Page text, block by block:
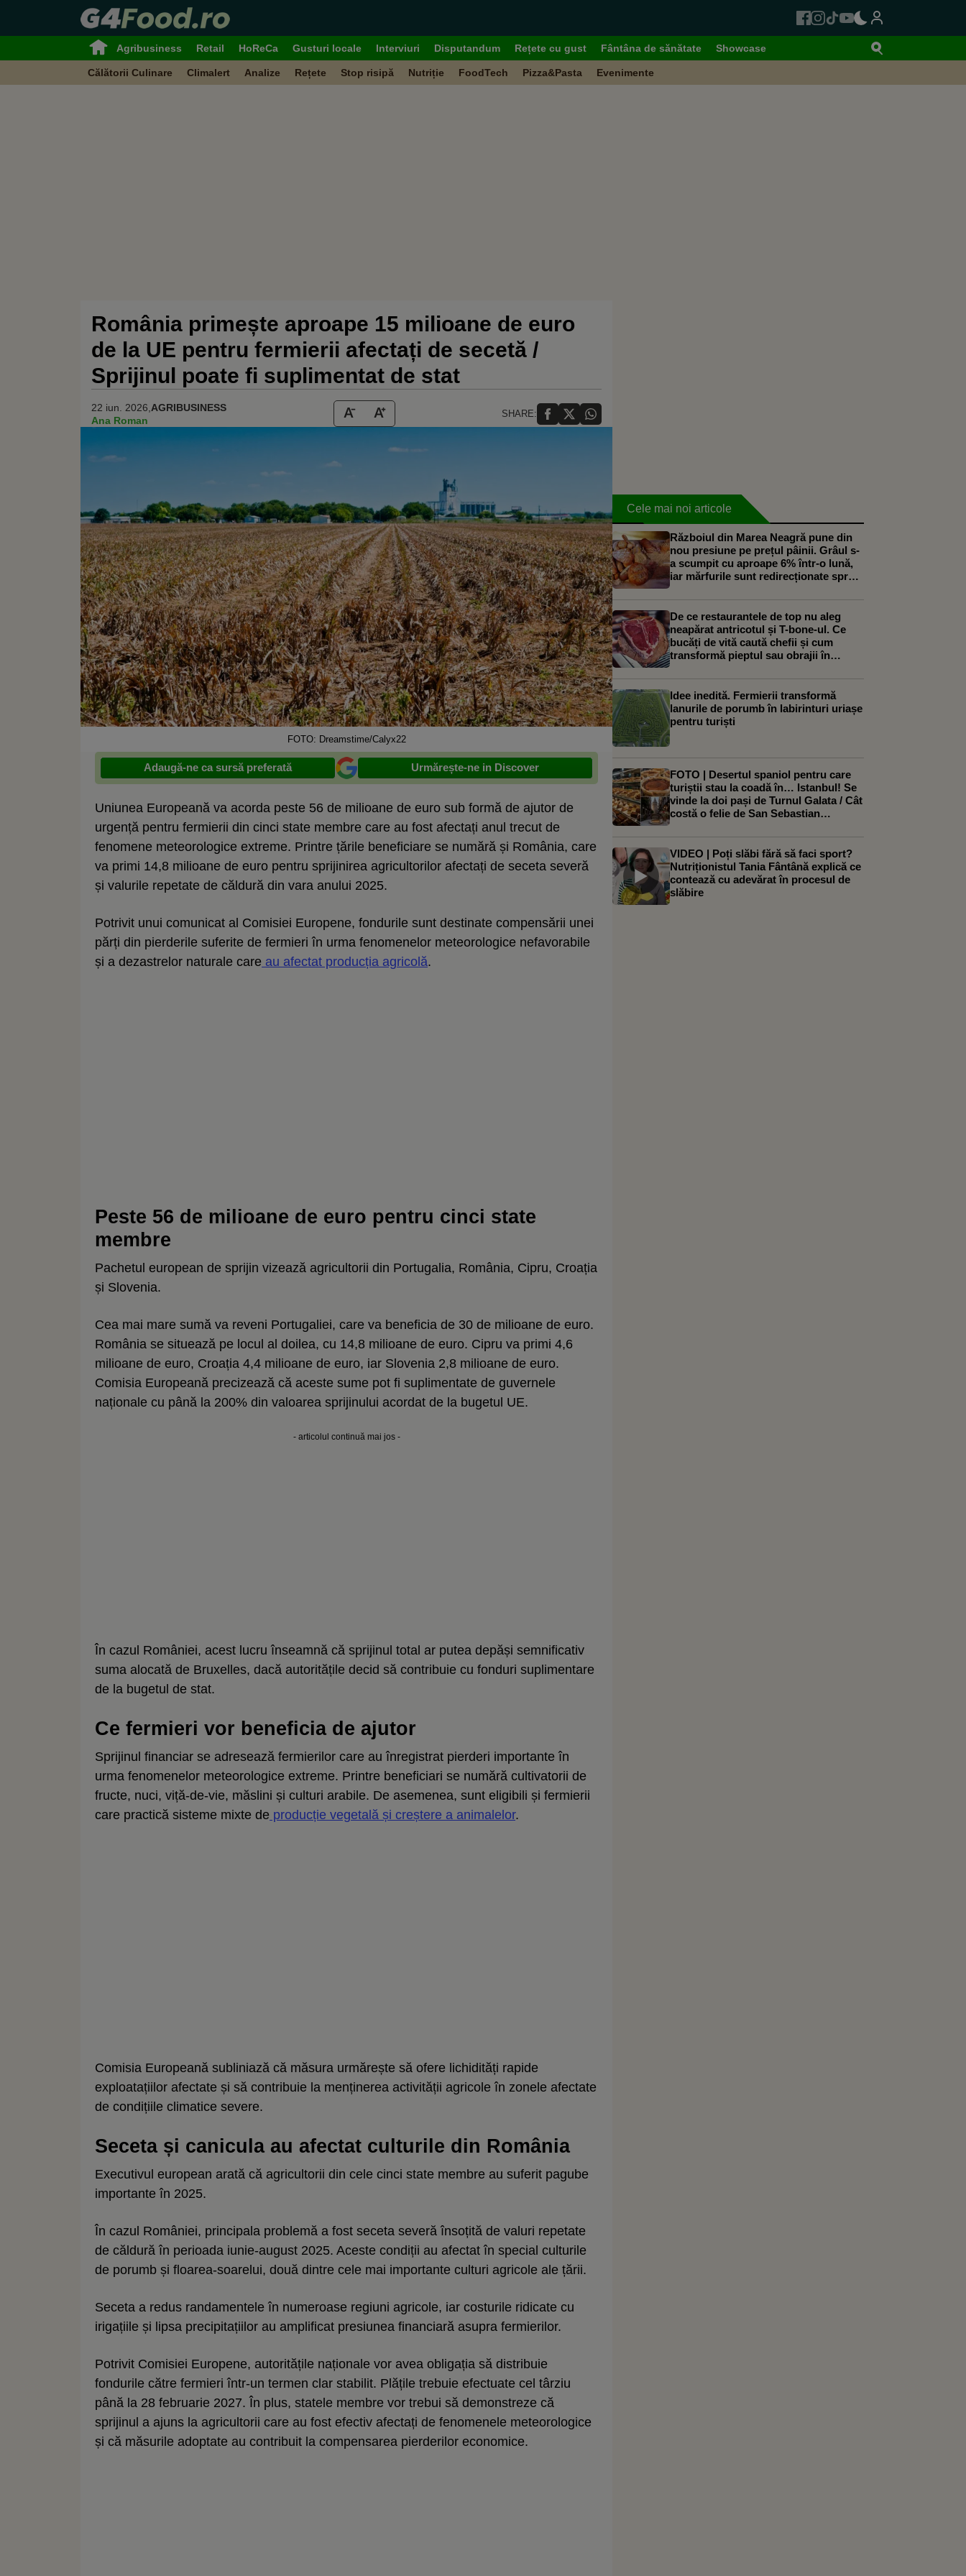
Agribusiness Retail HoReCa Gusturi locale Interviuri Disputandum Rețete cu gust Fântâna de sănătate Showcase
Călătorii Culinare Climalert Analize Rețete Stop risipă Nutriție FoodTech Pizza&Pasta Evenimente
România primește aproape 15 milioane de euro
de la UE pentru fermierii afectați de secetă /
Sprijinul poate fi suplimentat de stat
22 iun. 2026, AGRIBUSINESS
Ana Roman
SHARE:
FOTO: Dreamstime/Calyx22
Adaugă-ne ca sursă preferată Urmărește-ne in Discover
Uniunea Europeană va acorda peste 56 de milioane de euro sub formă de ajutor de
urgență pentru fermierii din cinci state membre care au fost afectați anul trecut de
fenomene meteorologice extreme. Printre țările beneficiare se numără și România, care
va primi 14,8 milioane de euro pentru sprijinirea agricultorilor afectați de seceta severă
și valurile repetate de căldură din vara anului 2025.
Potrivit unui comunicat al Comisiei Europene, fondurile sunt destinate compensării unei
părți din pierderile suferite de fermieri în urma fenomenelor meteorologice nefavorabile
și a dezastrelor naturale care au afectat producția agricolă.
Peste 56 de milioane de euro pentru cinci state
membre
Pachetul european de sprijin vizează agricultorii din Portugalia, România, Cipru, Croația
și Slovenia.
Cea mai mare sumă va reveni Portugaliei, care va beneficia de 30 de milioane de euro.
România se situează pe locul al doilea, cu 14,8 milioane de euro. Cipru va primi 4,6
milioane de euro, Croația 4,4 milioane de euro, iar Slovenia 2,8 milioane de euro.
Comisia Europeană precizează că aceste sume pot fi suplimentate de guvernele
naționale cu până la 200% din valoarea sprijinului acordat de la bugetul UE.
- articolul continuă mai jos -
În cazul României, acest lucru înseamnă că sprijinul total ar putea depăși semnificativ
suma alocată de Bruxelles, dacă autoritățile decid să contribuie cu fonduri suplimentare
de la bugetul de stat.
Ce fermieri vor beneficia de ajutor
Sprijinul financiar se adresează fermierilor care au înregistrat pierderi importante în
urma fenomenelor meteorologice extreme. Printre beneficiari se numără cultivatorii de
fructe, nuci, viță-de-vie, măslini și culturi arabile. De asemenea, sunt eligibili și fermierii
care practică sisteme mixte de producție vegetală și creștere a animalelor.
Comisia Europeană subliniază că măsura urmărește să ofere lichidități rapide
exploatațiilor afectate și să contribuie la menținerea activității agricole în zonele afectate
de condițiile climatice severe.
Seceta și canicula au afectat culturile din România
Executivul european arată că agricultorii din cele cinci state membre au suferit pagube
importante în 2025.
În cazul României, principala problemă a fost seceta severă însoțită de valuri repetate
de căldură în perioada iunie-august 2025. Aceste condiții au afectat în special culturile
de porumb și floarea-soarelui, două dintre cele mai importante culturi agricole ale țării.
Seceta a redus randamentele în numeroase regiuni agricole, iar costurile ridicate cu
irigațiile și lipsa precipitațiilor au amplificat presiunea financiară asupra fermierilor.
Potrivit Comisiei Europene, autoritățile naționale vor avea obligația să distribuie
fondurile către fermieri într-un termen clar stabilit. Plățile trebuie efectuate cel târziu
până la 28 februarie 2027. În plus, statele membre vor trebui să demonstreze că
sprijinul a ajuns la agricultorii care au fost efectiv afectați de fenomenele meteorologice
și că măsurile adoptate au contribuit la compensarea pierderilor economice.
Cele mai noi articole
Războiul din Marea Neagră pune din
nou presiune pe prețul pâinii. Grâul s-
a scumpit cu aproape 6% într-o lună,
iar mărfurile sunt redirecționate spre
De ce restaurantele de top nu aleg
neapărat antricotul și T-bone-ul. Ce
bucăți de vită caută chefii și cum
transformă pieptul sau obrajii în
Bărbulescu: „Cei care sunt de top
preferă provocarea asta”
Idee inedită. Fermierii transformă
lanurile de porumb în labirinturi uriașe
pentru turiști
FOTO | Desertul spaniol pentru care
turiștii stau la coadă în… Istanbul! Se
vinde la doi pași de Turnul Galata / Cât
costă o felie de San Sebastian
VIDEO | Poți slăbi fără să faci sport?
Nutriționistul Tania Fântână explică ce
contează cu adevărat în procesul de
slăbire